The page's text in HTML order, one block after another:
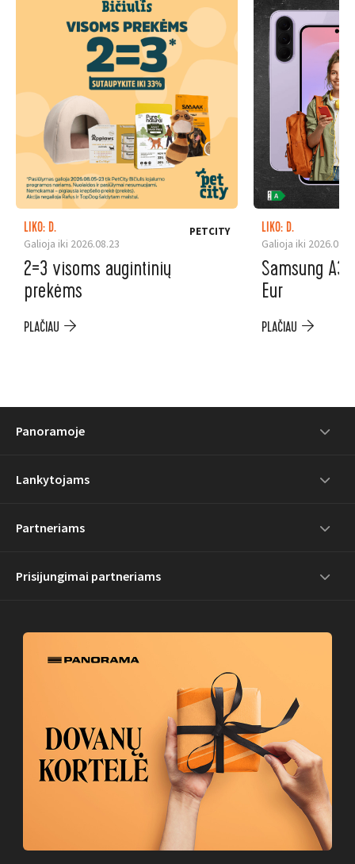
LIKO: D.
Galioja iki 2026.08.23
PETCITY
2=3 visoms augintinių
prekėms
PLAČIAU
LIKO: D.
Galioja iki
Samsung
Eur
PLAČIAU
Panoramoje
Lankytojams
Partneriams
Prisijungimai partneriams